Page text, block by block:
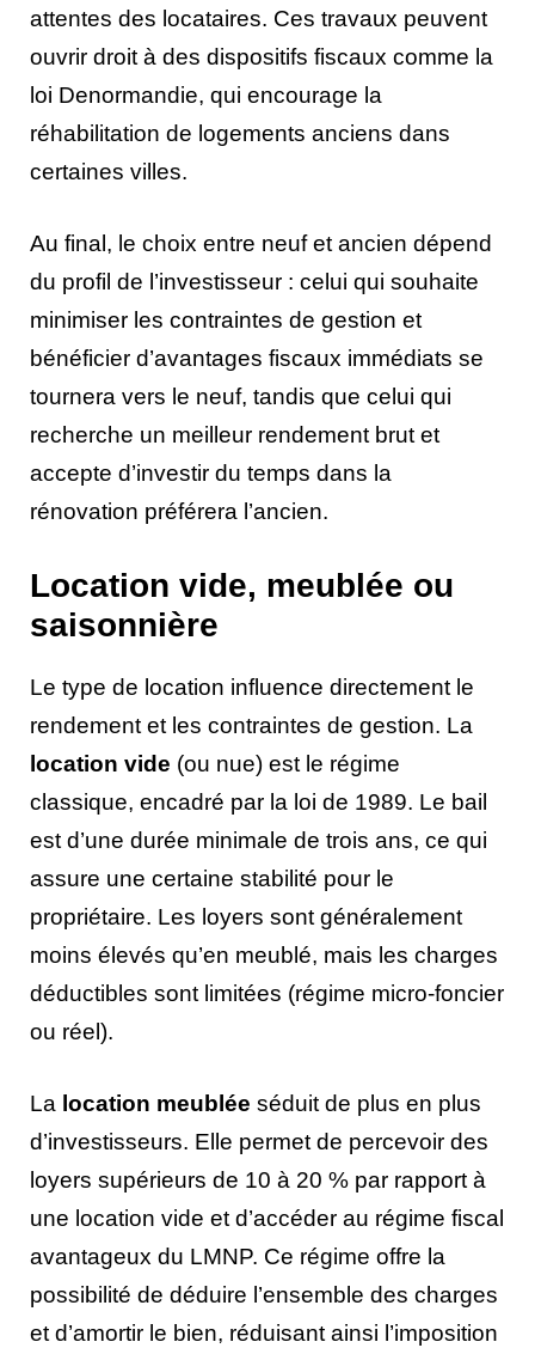
attentes des locataires. Ces travaux peuvent
ouvrir droit à des dispositifs fiscaux comme la
loi Denormandie, qui encourage la
réhabilitation de logements anciens dans
certaines villes.
Au final, le choix entre neuf et ancien dépend
du profil de l’investisseur : celui qui souhaite
minimiser les contraintes de gestion et
bénéficier d’avantages fiscaux immédiats se
tournera vers le neuf, tandis que celui qui
recherche un meilleur rendement brut et
accepte d’investir du temps dans la
rénovation préférera l’ancien.
Location vide, meublée ou
saisonnière
Le type de location influence directement le
rendement et les contraintes de gestion. La
location vide (ou nue) est le régime
classique, encadré par la loi de 1989. Le bail
est d’une durée minimale de trois ans, ce qui
assure une certaine stabilité pour le
propriétaire. Les loyers sont généralement
moins élevés qu’en meublé, mais les charges
déductibles sont limitées (régime micro-foncier
ou réel).
La location meublée séduit de plus en plus
d’investisseurs. Elle permet de percevoir des
loyers supérieurs de 10 à 20 % par rapport à
une location vide et d’accéder au régime fiscal
avantageux du LMNP. Ce régime offre la
possibilité de déduire l’ensemble des charges
et d’amortir le bien, réduisant ainsi l’imposition